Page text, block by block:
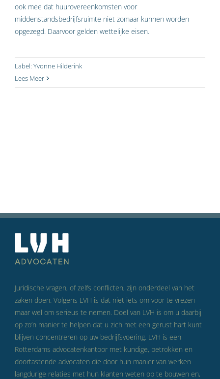
ook mee dat huurovereenkomsten voor
middenstandsbedrijfsruimte niet zomaar kunnen worden
opgezegd. Daarvoor gelden wettelijke eisen.
Label: Yvonne Hilderink
Lees Meer
Juridische vragen, of zelfs conflicten, zijn onderdeel van het
zaken doen. Volgens LVH is dat niet iets om voor te vrezen
maar wel om serieus te nemen. Doel van LVH is om u daarbij
op zo’n manier te helpen dat u zich met een gerust hart kunt
blijven concentreren op uw bedrijfsvoering. LVH is een
Rotterdams advocatenkantoor met kundige, betrokken en
doortastende advocaten die door hun manier van werken
langdurige relaties met hun klanten weten op te bouwen en,